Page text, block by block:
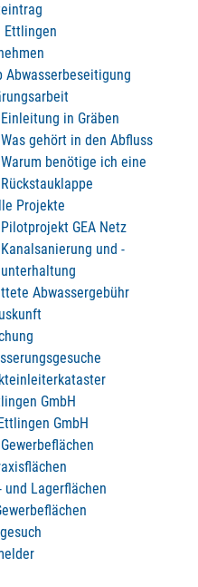
Ettlingen
Abwasserbeseitigung
Einleitung in Gräben
Was gehört in den Abfluss
Warum benötige ich eine
Rückstauklappe
Projekte
Pilotprojekt GEA Netz
Kanalsanierung und -
unterhaltung
Abwassergebühr
GmbH
GmbH
und Lagerflächen